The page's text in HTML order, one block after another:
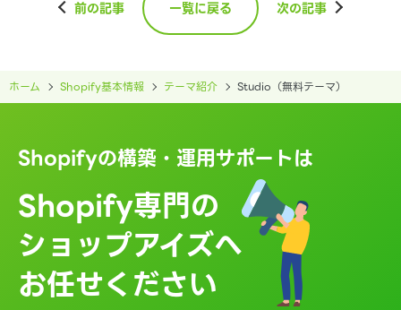
前の記事 一覧に戻る 次の記事
ホーム Shopify基本情報 テーマ紹介 Studio（無料テーマ）
Shopifyの構築・運用サポートは
Shopify専門の
ショップアイズへ
お任せください